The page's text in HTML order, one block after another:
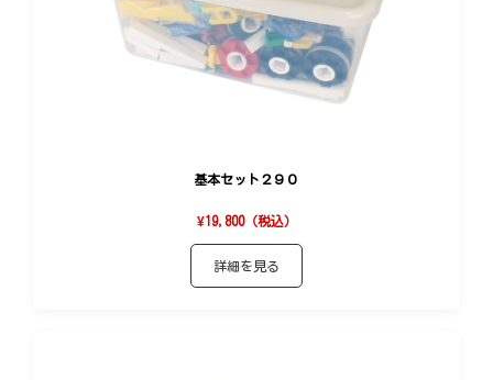
基本セット２９０
¥19,800（税込）
詳細を見る